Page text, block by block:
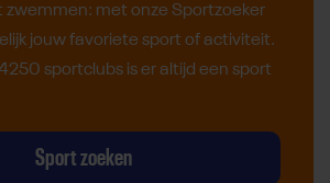
zwemmen: met onze Sportzoeker
jouw favoriete sport of activiteit.
sportclubs is er altijd een sport
Sport zoeken